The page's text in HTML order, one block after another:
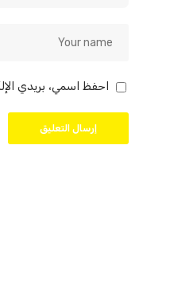
احفظ اسمي، بريدي